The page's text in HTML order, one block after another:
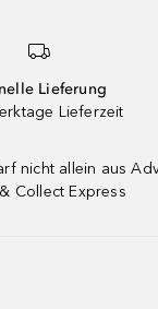
Lieferung
Lieferzeit
nicht allein aus
Collect Express